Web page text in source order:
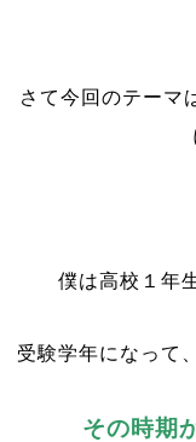
さて今回のテーマ
僕は高校１年
受験学年になって
その時期